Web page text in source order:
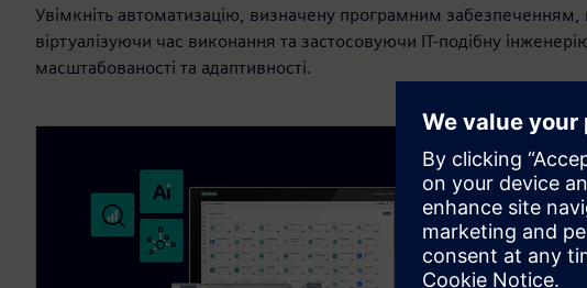
Увімкніть автоматизацію, визначену програмним забезпеченням,
віртуалізуючи час виконання та застосовуючи ІТ-подібну
масштабованості та адаптивності.